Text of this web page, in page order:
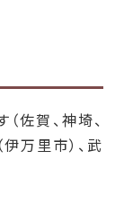
佐賀、神埼、
万里市）、武